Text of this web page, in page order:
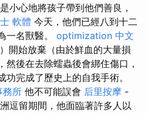
小心地將孩子帶到他們善良，
軟體 今天，他們已經八到十二
一名獸醫。 optimization 中文
開始放棄（由於鮮血的大量損
然後在去除蠕蟲後會綁住傷口，
完成了歷史上的自我手術。
務所 他不可能誤會 后里按摩 -
逗留期間，他面臨著許多人以